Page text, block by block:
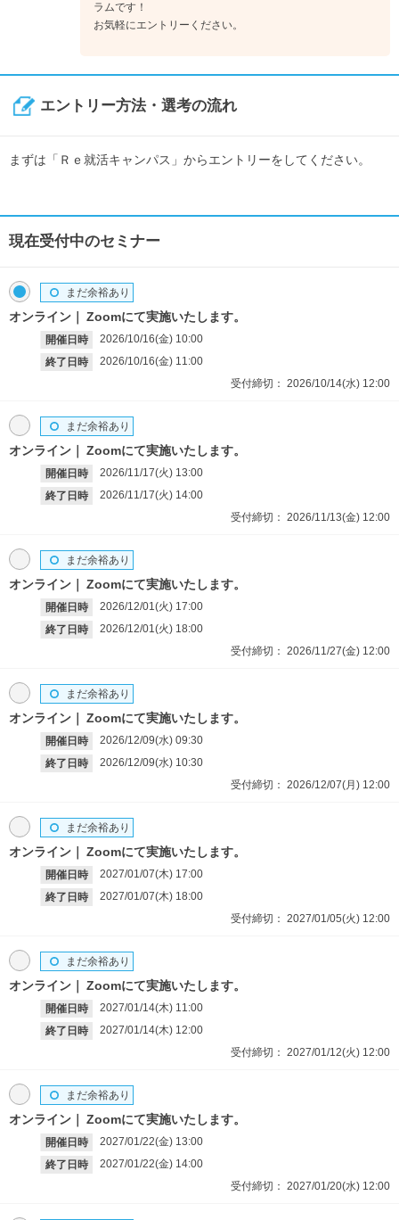
ラムです！
お気軽にエントリーください。
エントリー方法・選考の流れ
まずは「Ｒｅ就活キャンパス」からエントリーをしてください。
現在受付中のセミナー
オンライン Zoomにて実施いたします。
開催日時 2026/10/16(金) 10:00
終了日時
2026/10/16(金) 11:00
まだ余裕あり
受付締切： 2026/10/14(水) 12:00
オンライン Zoomにて実施いたします。
開催日時 2026/11/17(火) 13:00
終了日時
2026/11/17(火) 14:00
まだ余裕あり
受付締切： 2026/11/13(金) 12:00
オンライン Zoomにて実施いたします。
開催日時 2026/12/01(火) 17:00
終了日時
2026/12/01(火) 18:00
まだ余裕あり
受付締切： 2026/11/27(金) 12:00
オンライン Zoomにて実施いたします。
開催日時 2026/12/09(水) 09:30
終了日時
2026/12/09(水) 10:30
まだ余裕あり
受付締切： 2026/12/07(月) 12:00
オンライン Zoomにて実施いたします。
開催日時 2027/01/07(木) 17:00
終了日時
2027/01/07(木) 18:00
まだ余裕あり
受付締切： 2027/01/05(火) 12:00
オンライン Zoomにて実施いたします。
開催日時 2027/01/14(木) 11:00
終了日時
2027/01/14(木) 12:00
まだ余裕あり
受付締切： 2027/01/12(火) 12:00
オンライン Zoomにて実施いたします。
開催日時 2027/01/22(金) 13:00
終了日時
2027/01/22(金) 14:00
まだ余裕あり
受付締切： 2027/01/20(水) 12:00